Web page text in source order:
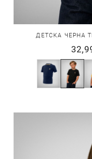
ДЕТСКА ЧЕРНА